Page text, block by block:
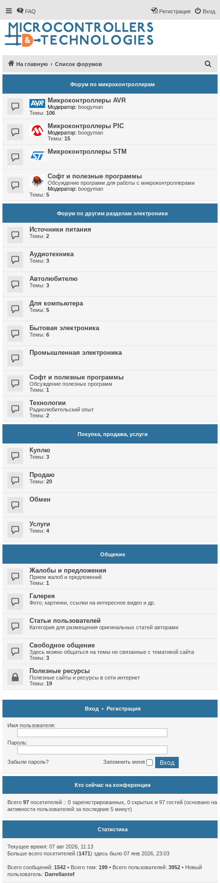
FAQ Вход
Регистрация
На главную Список форумов
о
Форум по микроконтроллерам
Микроконтроллеры AVR
Модератор: boogyman
Темы: 106
Микроконтроллеры PIC
Модератор: boogyman
Темы: 15
Микроконтроллеры STM
Софт и полезные программы
Обсуждение программ для работы с микроконтроллерами
Модератор: boogyman
Темы: 5
Форум по другим разделам электроники
Источники питания
Темы: 2
Аудиотехника
Темы: 3
Автолюбителю
Темы: 3
Для компьютера
Темы: 5
Бытовая электроника
Темы: 6
Промышленная электроника
Софт и полезные программы
Обсуждение полезных программ
Темы: 1
Технологии
Радиолюбительский опыт
Темы: 2
Покупка, продажа, услуги
Куплю
Темы: 3
Продаю
Темы: 20
Обмен
Услуги
Темы: 4
Общение
Жалобы и предложения
Прием жалоб и предложений
Темы: 1
Галерея
Фото, картинки, ссылки на интересное видео и др.
Статьи пользователей
Категория для размещения оригинальных статей авторами
Свободное общение
Здесь можно общаться на темы не связанные с тематикой сайта
Темы: 3
Полезные ресурсы
Полезные сайты и ресурсы в сети интернет
Темы: 19
Вход • Регистрация
Имя пользователя:
Пароль:
Забыли пароль? Запомнить меня
Кто сейчас на конференции
Всего 97 посетителей :: 0 зарегистрированных, 0 скрытых и 97 гостей (основано на
активности пользователей за последние 5 минут)
Статистика
Текущее время: 07 авг 2026, 11:13
Больше всего посетителей (1471) здесь было 07 янв 2026, 23:03
Всего сообщений: 1542 • Всего тем: 199 • Всего пользователей: 3952 • Новый
пользователь: Darrellantef